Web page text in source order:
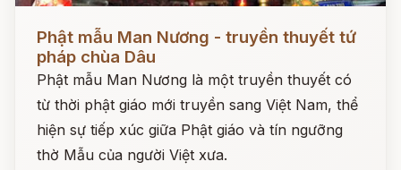
Phật mẫu Man Nương - truyền thuyết tứ
pháp chùa Dâu
Phật mẫu Man Nương là một truyền thuyết có
từ thời phật giáo mới truyền sang Việt Nam, thể
hiện sự tiếp xúc giữa Phật giáo và tín ngưỡng
thờ Mẫu của người Việt xưa.